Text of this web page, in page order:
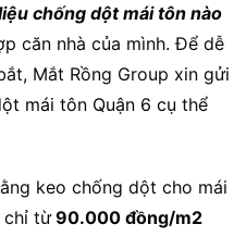
chống dột mái tôn nào
căn nhà của mình. Để dễ
Mắt Rồng Group xin gửi
mái tôn Quận 6 cụ thể
keo chống dột cho mái
chỉ từ90.000 đồng/m2